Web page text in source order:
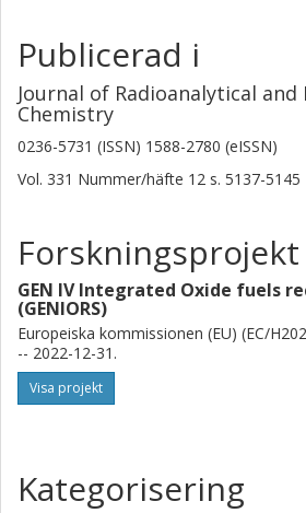
Publicerad i
Journal of Radioanalytical and
Chemistry
0236-5731 (ISSN) 1588-2780 (eISSN)
Vol. 331 Nummer/häfte 12 s. 5137-5145
Forskningsprojekt
GEN IV Integrated Oxide fuels
(GENIORS)
Europeiska kommissionen (EU) (EC/
-- 2022-12-31.
Visa projekt
Kategorisering